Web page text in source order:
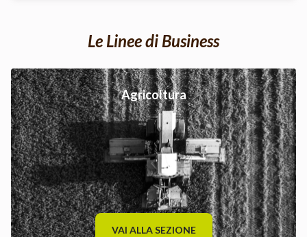
Le Linee di Business
Agricoltura
VAI ALLA SEZIONE